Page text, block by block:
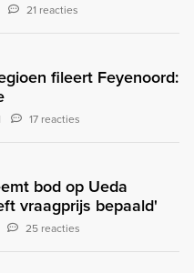
21 reacties
fileert Feyenoord:
17 reacties
bod op Ueda
vraagprijs bepaald'
25 reacties